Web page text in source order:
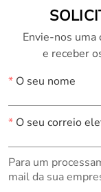
Envie-nos uma
e receber
*O seu nome
*O seu correio
Para um
mail da sua